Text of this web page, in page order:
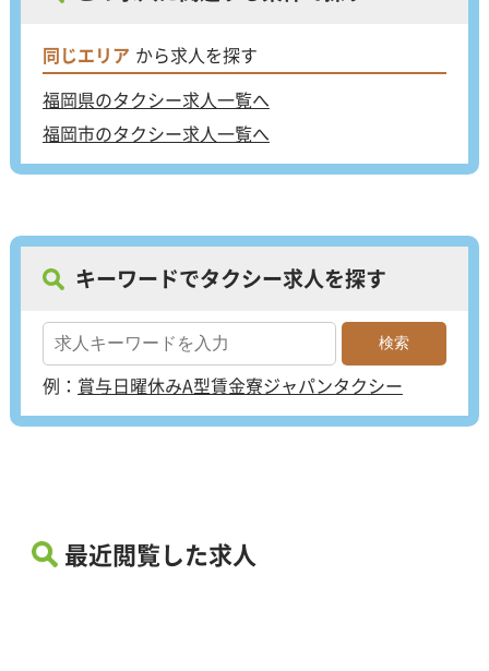
同じエリア から求人を探す
福岡県のタクシー求人一覧へ
福岡市のタクシー求人一覧へ
キーワードでタクシー求人を探す
例： 賞与日曜休みA型賃金寮ジャパンタクシー
最近閲覧した求人